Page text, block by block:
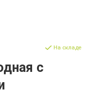
с
На складе